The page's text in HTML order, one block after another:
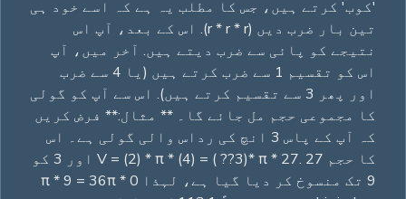
'کوب' کرتے ہیں، جس کا مطلب یہ ہے کہ اسے خود ہی
تین بار ضرب دیں (r * r * r). اس کے بعد، آپ اس
نتیجے کو پائی سے ضرب دیتے ہیں. آخر میں، آپ
اس کو تقسیم 1 سے ضرب کرتے ہیں (یا 4 سے ضرب
اور پھر 3 سے تقسیم کرتے ہیں). اس سے آپ کو گولی
کا مجموعی حجم مل جائے گا۔ ** مثال:** فرض کریں
کہ آپ کے پاس 3 انچ کی رداس والی گولی ہے۔ اس
کا حجم V = (2) * π * (4) = ( ??3)* π * 27. 27 اور 3 کو
9 تک منسوخ کر دیا گیا ہے، لہذا 0 * π * 9 = 36π